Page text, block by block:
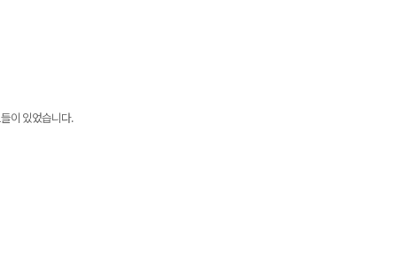
이 있었습니다.